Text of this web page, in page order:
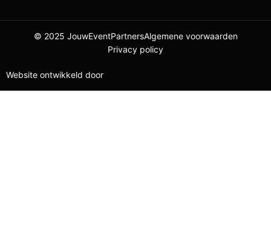
© 2025 JouwEventPartnersAlgemene voorwaarden
Privacy policy
Website ontwikkeld door